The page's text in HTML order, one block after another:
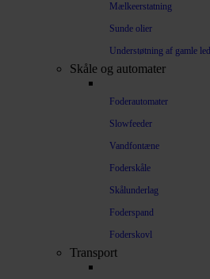
Mælkeerstatning
Sunde olier
Understøtning af gamle led
Skåle og automater
Foderautomater
Slowfeeder
Vandfontæne
Foderskåle
Skålunderlag
Foderspand
Foderskovl
Transport